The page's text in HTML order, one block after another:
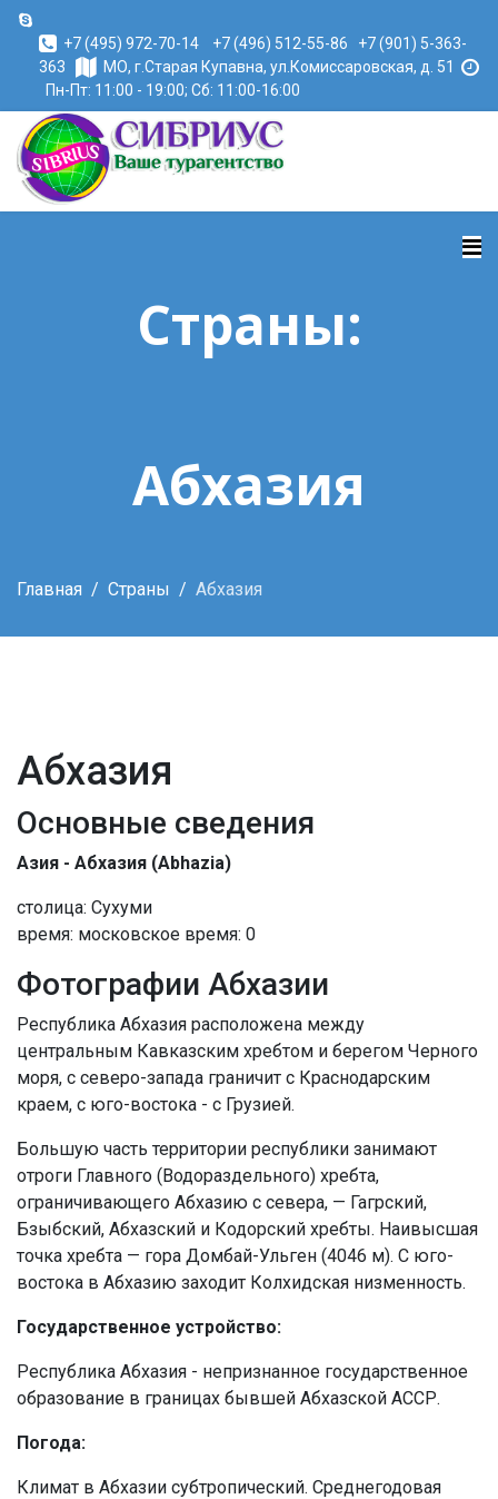
+7 (495) 972-70-14 +7 (496) 512-55-86
+7 (901) 5-363-
363
МО, г.Старая Купавна, ул.Комиссаровская, д. 51
Пн-Пт: 11:00 - 19:00; Сб: 11:00-16:00
Страны:
Абхазия
Главная Страны Абхазия
Абхазия
Основные сведения
Азия - Абхазия (Abhazia)
столица: Сухуми
время: московское время: 0
Фотографии Абхазии
Республика Абхазия расположена между
центральным Кавказским хребтом и берегом Черного
моря, с северо-запада граничит с Краснодарским
краем, с юго-востока - с Грузией.
Большую часть территории республики занимают
отроги Главного (Водораздельного) хребта,
ограничивающего Абхазию с севера, — Гагрский,
Бзыбский, Абхазский и Кодорский хребты. Наивысшая
точка хребта — гора Домбай-Ульген (4046 м). С юго-
востока в Абхазию заходит Колхидская низменность.
Государственное устройство:
Республика Абхазия - непризнанное государственное
образование в границах бывшей Абхазской АССР.
Погода:
Климат в Абхазии субтропический. Среднегодовая